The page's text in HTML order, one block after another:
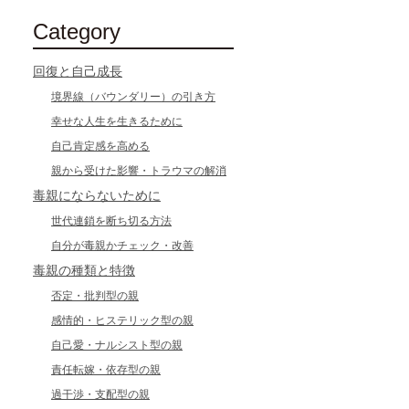
Category
回復と自己成長
境界線（バウンダリー）の引き方
幸せな人生を生きるために
自己肯定感を高める
親から受けた影響・トラウマの解消
毒親にならないために
世代連鎖を断ち切る方法
自分が毒親かチェック・改善
毒親の種類と特徴
否定・批判型の親
感情的・ヒステリック型の親
自己愛・ナルシスト型の親
責任転嫁・依存型の親
過干渉・支配型の親